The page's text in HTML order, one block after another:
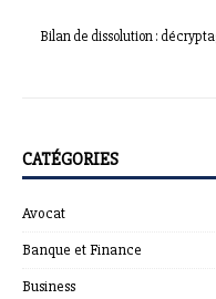
Bilan de dissolution :
CATÉGORIES
Avocat
Banque et Finance
Business